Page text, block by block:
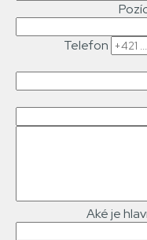
Telefon
Aké je